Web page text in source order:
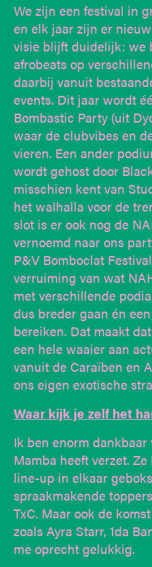
We zijn een festival in
en elk jaar zijn er
visie blijft duidelijk: we
afrobeats op
daarbij vanuit
events. Dit jaar wordt
Bombastic Party (uit
waar de clubvibes en
vieren. Een ander
wordt gehost door
misschien kent van
het walhalla voor de
slot is er ook nog de
vernoemd naar ons
P&V Bomboclat
verruiming van wat
met verschillende
dus breder gaan én
bereiken. Dat maakt
een hele waaier aan
vanuit de Caraïben en
ons eigen exotische
Waar kijk je zelf het
Ik ben enorm
Mamba heeft verzet.
line-up in elkaar
spraakmakende
TxC. Maar ook de
zoals Ayra Starr, 1da
me oprecht gelukkig.